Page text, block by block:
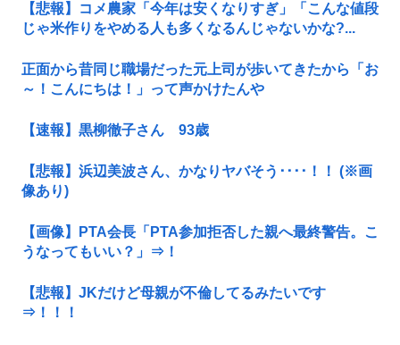
【悲報】コメ農家「今年は安くなりすぎ」「こんな値段
じゃ米作りをやめる人も多くなるんじゃないかな?...
正面から昔同じ職場だった元上司が歩いてきたから「お
～！こんにちは！」って声かけたんや
【速報】黒柳徹子さん 93歳
【悲報】浜辺美波さん、かなりヤバそう････！！ (※画
像あり)
【画像】PTA会長「PTA参加拒否した親へ最終警告。こ
うなってもいい？」⇒！
【悲報】JKだけど母親が不倫してるみたいです
⇒！！！